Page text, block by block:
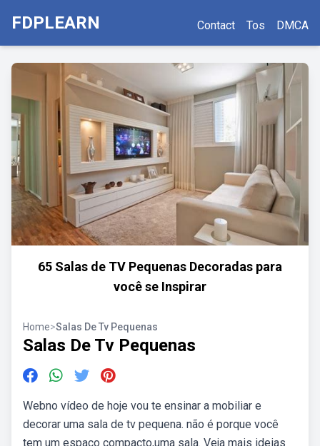
FDPLEARN Contact Tos DMCA
65 Salas de TV Pequenas Decoradas para
você se Inspirar
Home>Salas De Tv Pequenas
Salas De Tv Pequenas
Webno vídeo de hoje vou te ensinar a mobiliar e
decorar uma sala de tv pequena. não é porque você
tem um espaço compacto,uma sala. Veja mais ideias